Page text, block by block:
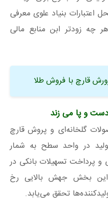
محل اعتبارات بنیاد علوی معرفی
چه زودتر ابن منابع مالی
قارچ با فروش طلا
و پا می زند
گلخانه‌ای و پروش قارچ
در واحد سطح به شمار
و پرداخت تسهیلات بانکی در
بخش جهش بالایی رخ
تحقق می‌یابد.